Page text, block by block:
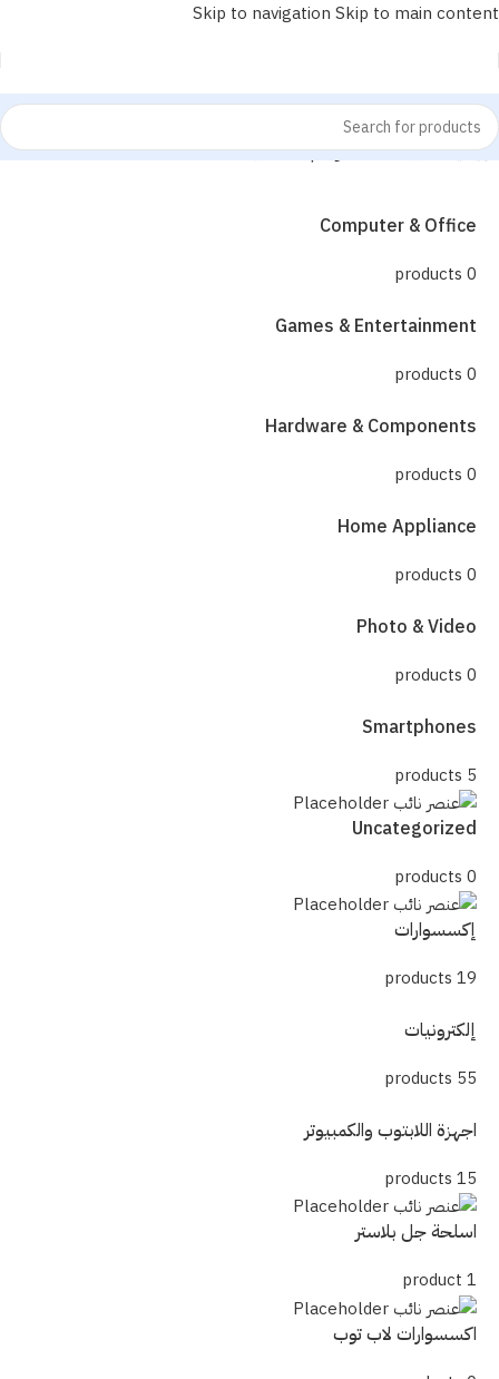
Skip to navigation Skip to main content
الرئيسية/منتجات تحت الوسم “ساعة بشاشة”
Computer & Office
0 products
Games & Entertainment
0 products
Hardware & Components
0 products
Home Appliance
0 products
Photo & Video
0 products
Smartphones
5 products
Uncategorized
0 products
إكسسوارات
19 products
إلكترونيات
55 products
اجهزة اللابتوب والكمبيوتر
15 products
اسلحة جل بلاستر
1 product
اكسسوارات لاب توب